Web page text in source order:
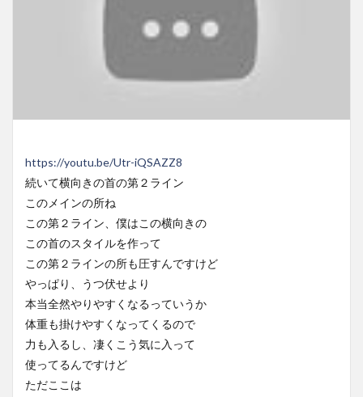
https://youtu.be/Utr-iQSAZZ8
続いて横向きの首の第２ライン
このメインの所ね
この第２ライン、僕はこの横向きの
この首のスタイルを作って
この第２ラインの所も圧すんですけど
やっぱり、うつ伏せより
本当全然やりやすくなるっていうか
体重も掛けやすくなってくるので
力も入るし、凄くこう気に入って
使ってるんですけど
ただここは